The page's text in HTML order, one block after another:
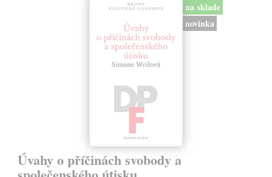
na sklade
novinka
Úvahy o příčinách svobody a